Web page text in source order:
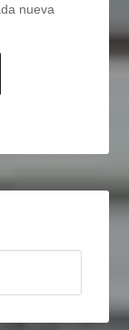
nueva